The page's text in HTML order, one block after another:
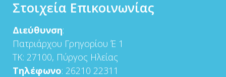
Στοιχεία Επικοινωνίας
Διεύθυνση:
Πατριάρχου Γρηγορίου Έ 1
ΤΚ: 27100, Πύργος Ηλείας
Τηλέφωνο: 26210 22311